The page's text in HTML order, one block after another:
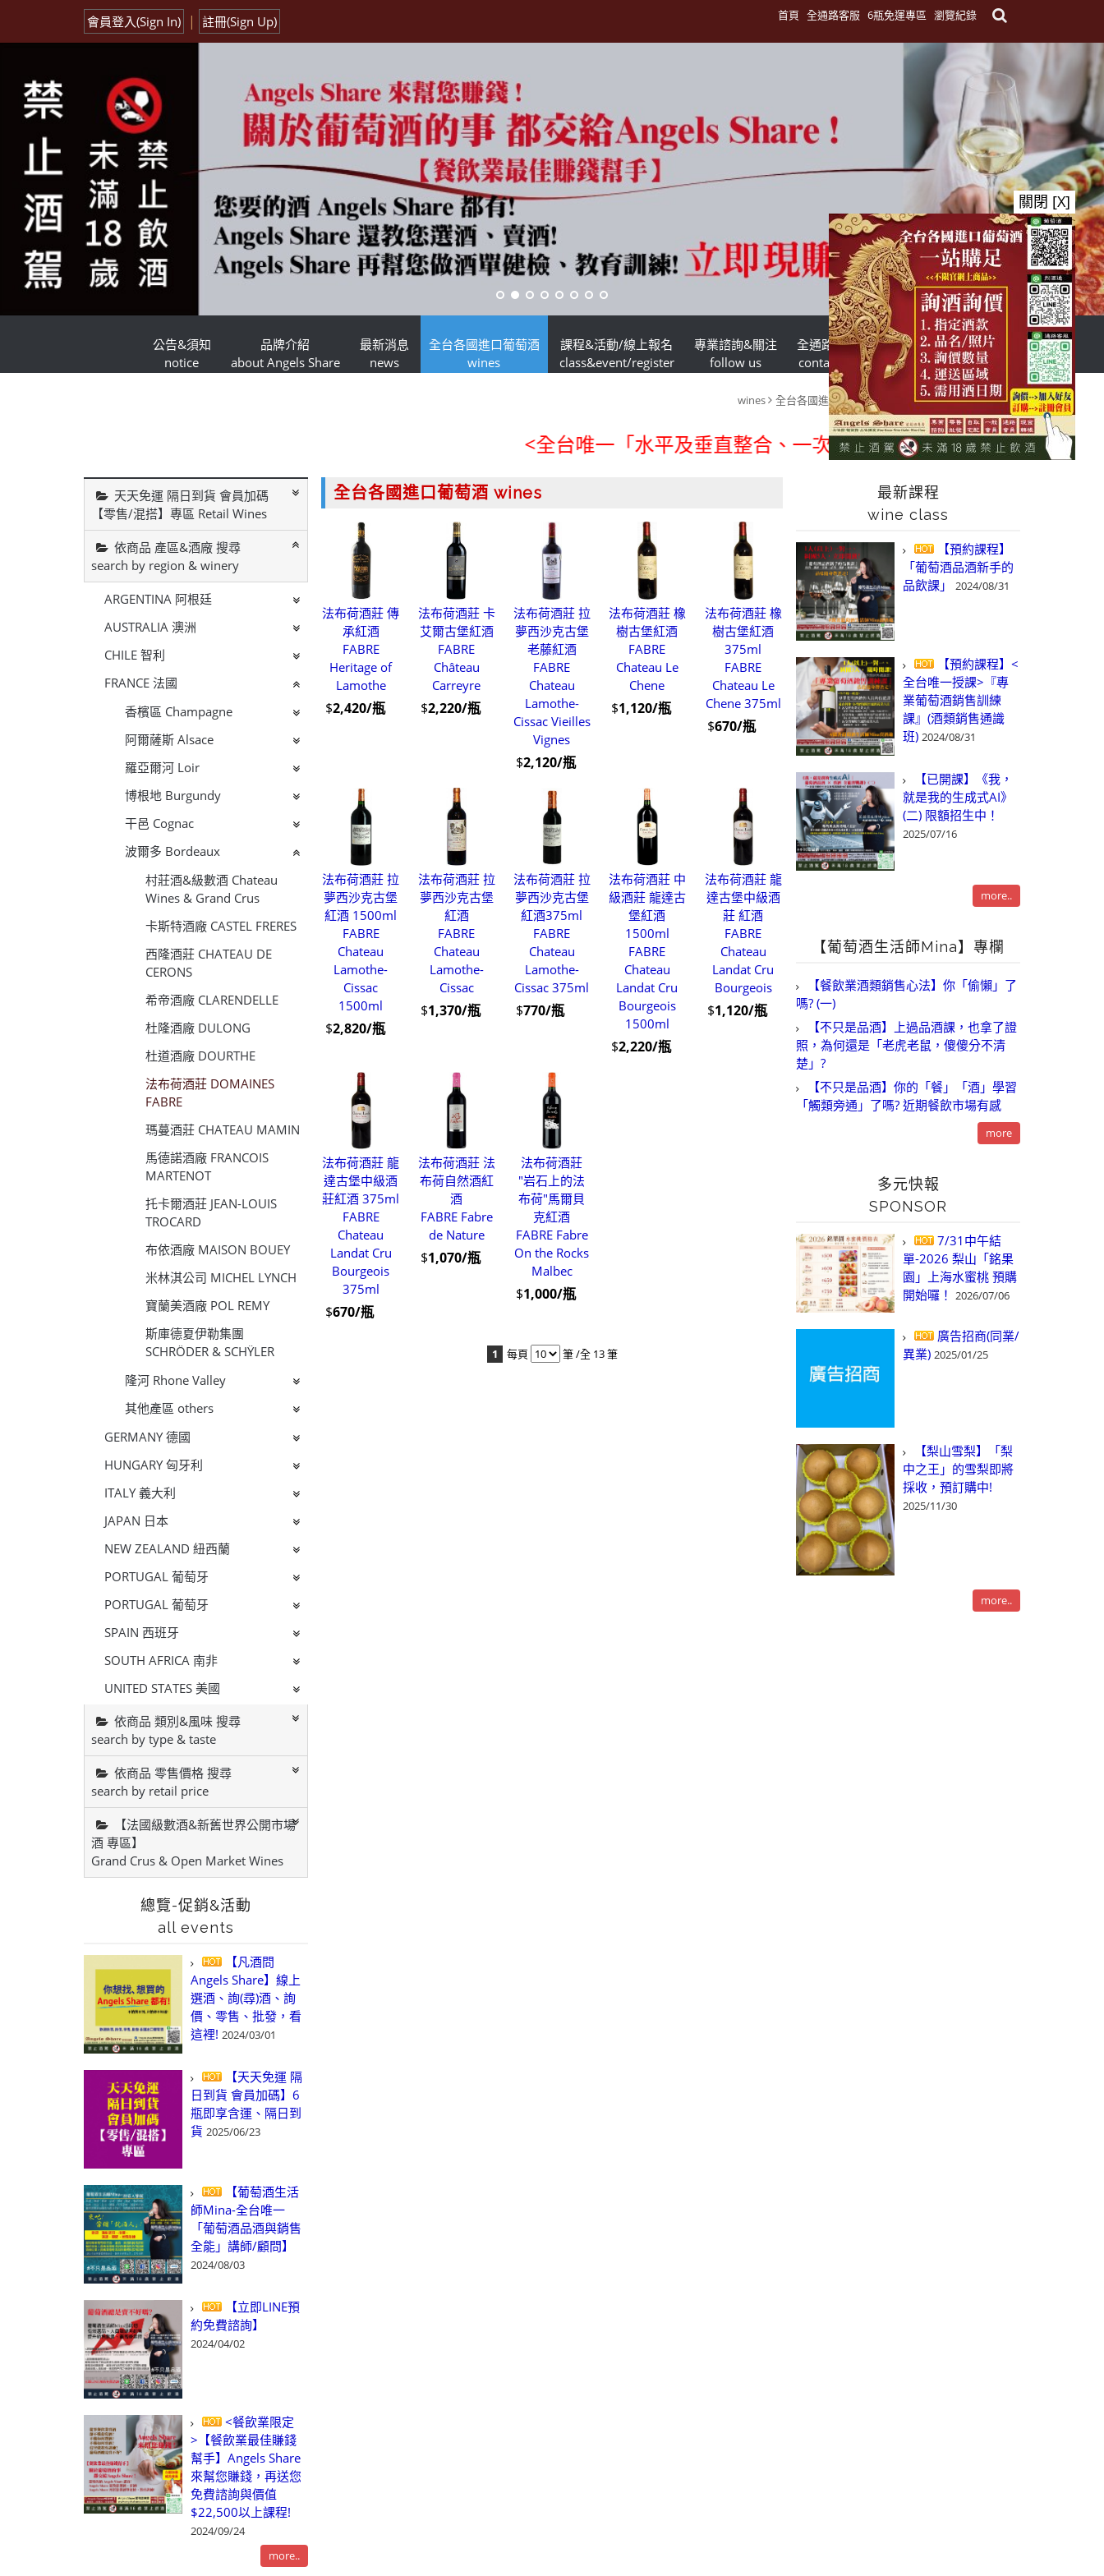
首頁 全通路客服 6瓶免運專區 瀏覽紀錄
會員登入(Sign In) | 註冊(Sign Up)
公告&須知
notice
品牌介紹
about Angels Share
最新消息
news
全台各國進口葡萄酒
wines
課程&活動/線上報名
class&event/register
專業諮詢&關注
follow us
全通路客服
contact us
台灣酒商聯盟
TWSMA
全台各國進口葡萄酒
wines
全台各國進口葡萄酒 wines
依商品 產區&酒廠 搜尋
search by region & winery
<全台唯一「水平及垂直整合、一次購足」各國進口酒類商品 專業詢(
天天免運 隔日到貨 會員加碼
【零售/混搭】專區 Retail Wines
依商品 產區&酒廠 搜尋
search by region & winery
ARGENTINA 阿根廷
AUSTRALIA 澳洲
CHILE 智利
FRANCE 法國
香檳區 Champagne
阿爾薩斯 Alsace
羅亞爾河 Loir
博根地 Burgundy
干邑 Cognac
波爾多 Bordeaux
村莊酒&級數酒 Chateau
Wines & Grand Crus
卡斯特酒廠 CASTEL FRERES
西隆酒莊 CHATEAU DE
CERONS
希帝酒廠 CLARENDELLE
杜隆酒廠 DULONG
杜道酒廠 DOURTHE
法布荷酒莊 DOMAINES
FABRE
瑪蔓酒莊 CHATEAU MAMIN
馬德諾酒廠 FRANCOIS
MARTENOT
托卡爾酒莊 JEAN-LOUIS
TROCARD
布依酒廠 MAISON BOUEY
米林淇公司 MICHEL LYNCH
寶蘭美酒廠 POL REMY
斯庫德夏伊勒集團
SCHRÖDER & SCHŸLER
隆河 Rhone Valley
其他產區 others
GERMANY 德國
HUNGARY 匈牙利
ITALY 義大利
JAPAN 日本
NEW ZEALAND 紐西蘭
PORTUGAL 葡萄牙
PORTUGAL 葡萄牙
SPAIN 西班牙
SOUTH AFRICA 南非
UNITED STATES 美國
依商品 類別&風味 搜尋
search by type & taste
依商品 零售價格 搜尋
search by retail price
【法國級數酒&新舊世界公開市場
酒 專區】
Grand Crus & Open Market Wines
總覽-促銷&活動
all events
【凡酒問
Angels Share】線上
選酒、詢(尋)酒、詢
價、零售、批發，看
這裡! 2024/03/01
【天天免運 隔
日到貨 會員加碼】6
瓶即享含運、隔日到
貨 2025/06/23
【葡萄酒生活
師Mina-全台唯一
「葡萄酒品酒與銷售
全能」講師/顧問】
2024/08/03
【立即LINE預
約免費諮詢】
2024/04/02
<餐飲業限定
>【餐飲業最佳賺錢
幫手】Angels Share
來幫您賺錢，再送您
免費諮詢與價值
$22,500以上課程!
2024/09/24
more..
最新課程
wine class
【預約課程】
「葡萄酒品酒新手的
品飲課」
2024/08/31
【預約課程】<
全台唯一授課>『專
業葡萄酒銷售訓練
課』(酒類銷售通識
班) 2024/08/31
【已開課】《我，
就是我的生成式AI》
(二) 限額招生中！
2025/07/16
more..
【葡萄酒生活師Mina】專欄
【餐飲業酒類銷售心法】你「偷懶」了
嗎? (一)
【不只是品酒】上過品酒課，也拿了證
照，為何還是「老虎老鼠，傻傻分不清
楚」?
【不只是品酒】你的「餐」「酒」學習
「觸類旁通」了嗎? 近期餐飲市場有感
more
多元快報
SPONSOR
7/31中午結
單-2026 梨山「銘果
園」上海水蜜桃 預購
開始囉！ 2026/07/06
廣告招商(同業/
異業) 2025/01/25
【梨山雪梨】「梨
中之王」的雪梨即將
採收，預訂購中!
2025/11/30
more..
全台各國進口葡萄酒 wines
法布荷酒莊 傳
承紅酒
FABRE
Heritage of
Lamothe
$2,420/瓶
法布荷酒莊 卡
艾爾古堡紅酒
FABRE
Château
Carreyre
$2,220/瓶
法布荷酒莊 拉
夢西沙克古堡
老藤紅酒
FABRE
Chateau
Lamothe-
Cissac Vieilles
Vignes
$2,120/瓶
法布荷酒莊 橡
樹古堡紅酒
FABRE
Chateau Le
Chene
$1,120/瓶
法布荷酒莊 橡
樹古堡紅酒
375ml
FABRE
Chateau Le
Chene 375ml
$670/瓶
法布荷酒莊 拉
夢西沙克古堡
紅酒 1500ml
FABRE
Chateau
Lamothe-
Cissac
1500ml
$2,820/瓶
法布荷酒莊 拉
夢西沙克古堡
紅酒
FABRE
Chateau
Lamothe-
Cissac
$1,370/瓶
法布荷酒莊 拉
夢西沙克古堡
紅酒375ml
FABRE
Chateau
Lamothe-
Cissac 375ml
$770/瓶
法布荷酒莊 中
級酒莊 龍達古
堡紅酒
1500ml
FABRE
Chateau
Landat Cru
Bourgeois
1500ml
$2,220/瓶
法布荷酒莊 龍
達古堡中級酒
莊 紅酒
FABRE
Chateau
Landat Cru
Bourgeois
$1,120/瓶
法布荷酒莊 龍
達古堡中級酒
莊紅酒 375ml
FABRE
Chateau
Landat Cru
Bourgeois
375ml
$670/瓶
法布荷酒莊 法
布荷自然酒紅
酒
FABRE Fabre
de Nature
$1,070/瓶
法布荷酒莊
"岩石上的法
布荷"馬爾貝
克紅酒
FABRE Fabre
On the Rocks
Malbec
$1,000/瓶
1 每頁 筆 /全 13 筆
關閉 [X]